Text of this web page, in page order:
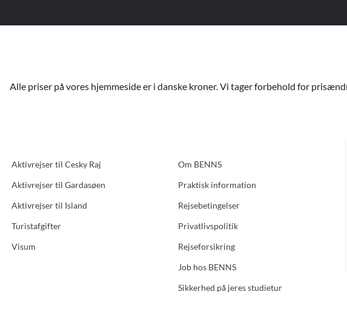
Alle priser på vores hjemmeside er i danske kroner. Vi tager forbehold for
Aktivrejser til Cesky Raj
Aktivrejser til Gardasøen
Aktivrejser til Island
Turistafgifter
Visum
Om BENNS
Praktisk information
Rejsebetingelser
Privatlivspolitik
Rejseforsikring
Job hos BENNS
Sikkerhed på jeres studietur